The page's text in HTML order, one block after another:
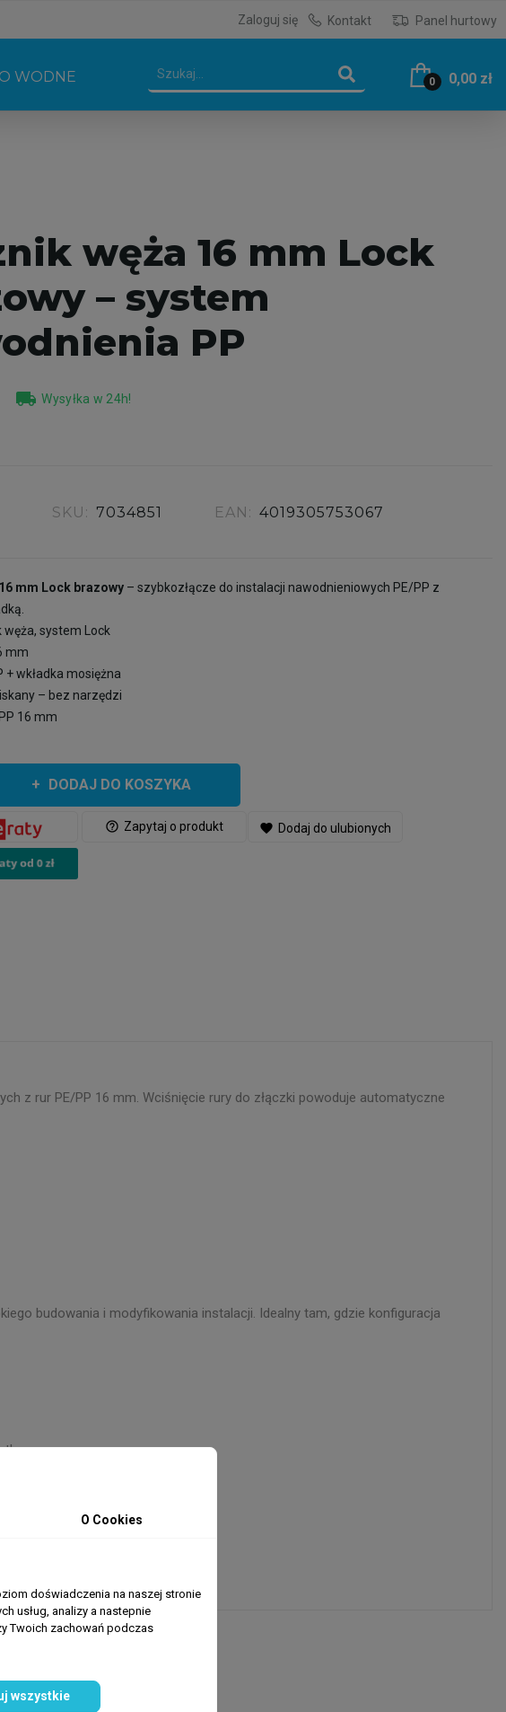
Zaloguj się Kontakt Panel hurtowy
WODNE 0 0,00 zł
węża 16 mm Lock
– system
PP
local_shipping Wysyłka w 24h!
SKU: 7034851 EAN: 4019305753067
mm Lock brazowy – szybkozłącze do instalacji nawodnieniowych PE/PP z
węża, system Lock
mm
+ wkładka mosiężna
– bez narzędzi
16 mm
DODAJ DO KOSZYKA
help_outline Zapytaj o produkt favorite Dodaj do ulubionych
z rur PE/PP 16 mm. Wciśnięcie rury do złączki powoduje automatyczne
budowania i modyfikowania instalacji. Idealny tam, gdzie konfiguracja
lub pompy.
z tworzywa sztucznego.
O Cookies
doświadczenia na naszej stronie
usług, analizy a nastepnie
Twoich zachowań podczas
wszystkie